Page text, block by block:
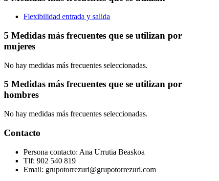
Flexibilidad entrada y salida
5 Medidas más frecuentes que se utilizan por
mujeres
No hay medidas más frecuentes seleccionadas.
5 Medidas más frecuentes que se utilizan por
hombres
No hay medidas más frecuentes seleccionadas.
Contacto
Persona contacto: Ana Urrutia Beaskoa
Tlf: 902 540 819
Email: grupotorrezuri@grupotorrezuri.com